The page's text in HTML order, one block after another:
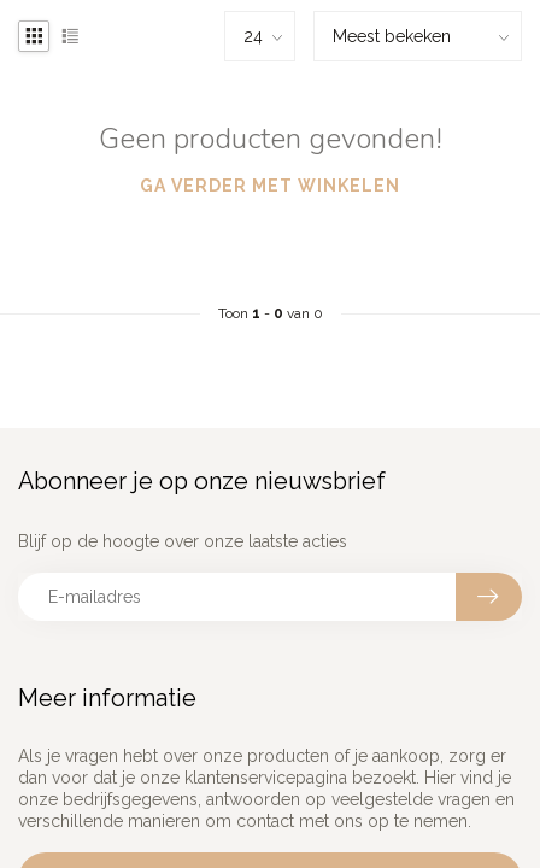
Geen producten gevonden!
GA VERDER MET WINKELEN
Toon 1 - 0 van 0
Meer informatie
Als je vragen hebt over onze producten of je aankoop, zorg er
dan voor dat je onze klantenservicepagina bezoekt. Hier vind je
onze bedrijfsgegevens, antwoorden op veelgestelde vragen en
verschillende manieren om contact met ons op te nemen.
Abonneer je op onze nieuwsbrief
Blijf op de hoogte over onze laatste acties